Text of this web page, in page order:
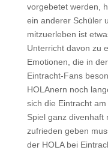
vorgebetet werden,
ein anderer Schüler
mitzuerleben ist
Unterricht davon zu
Emotionen, die in
Eintracht-Fans
HOLAnern noch
sich die Eintracht
Spiel ganz divenhaft
zufrieden geben
der HOLA bei